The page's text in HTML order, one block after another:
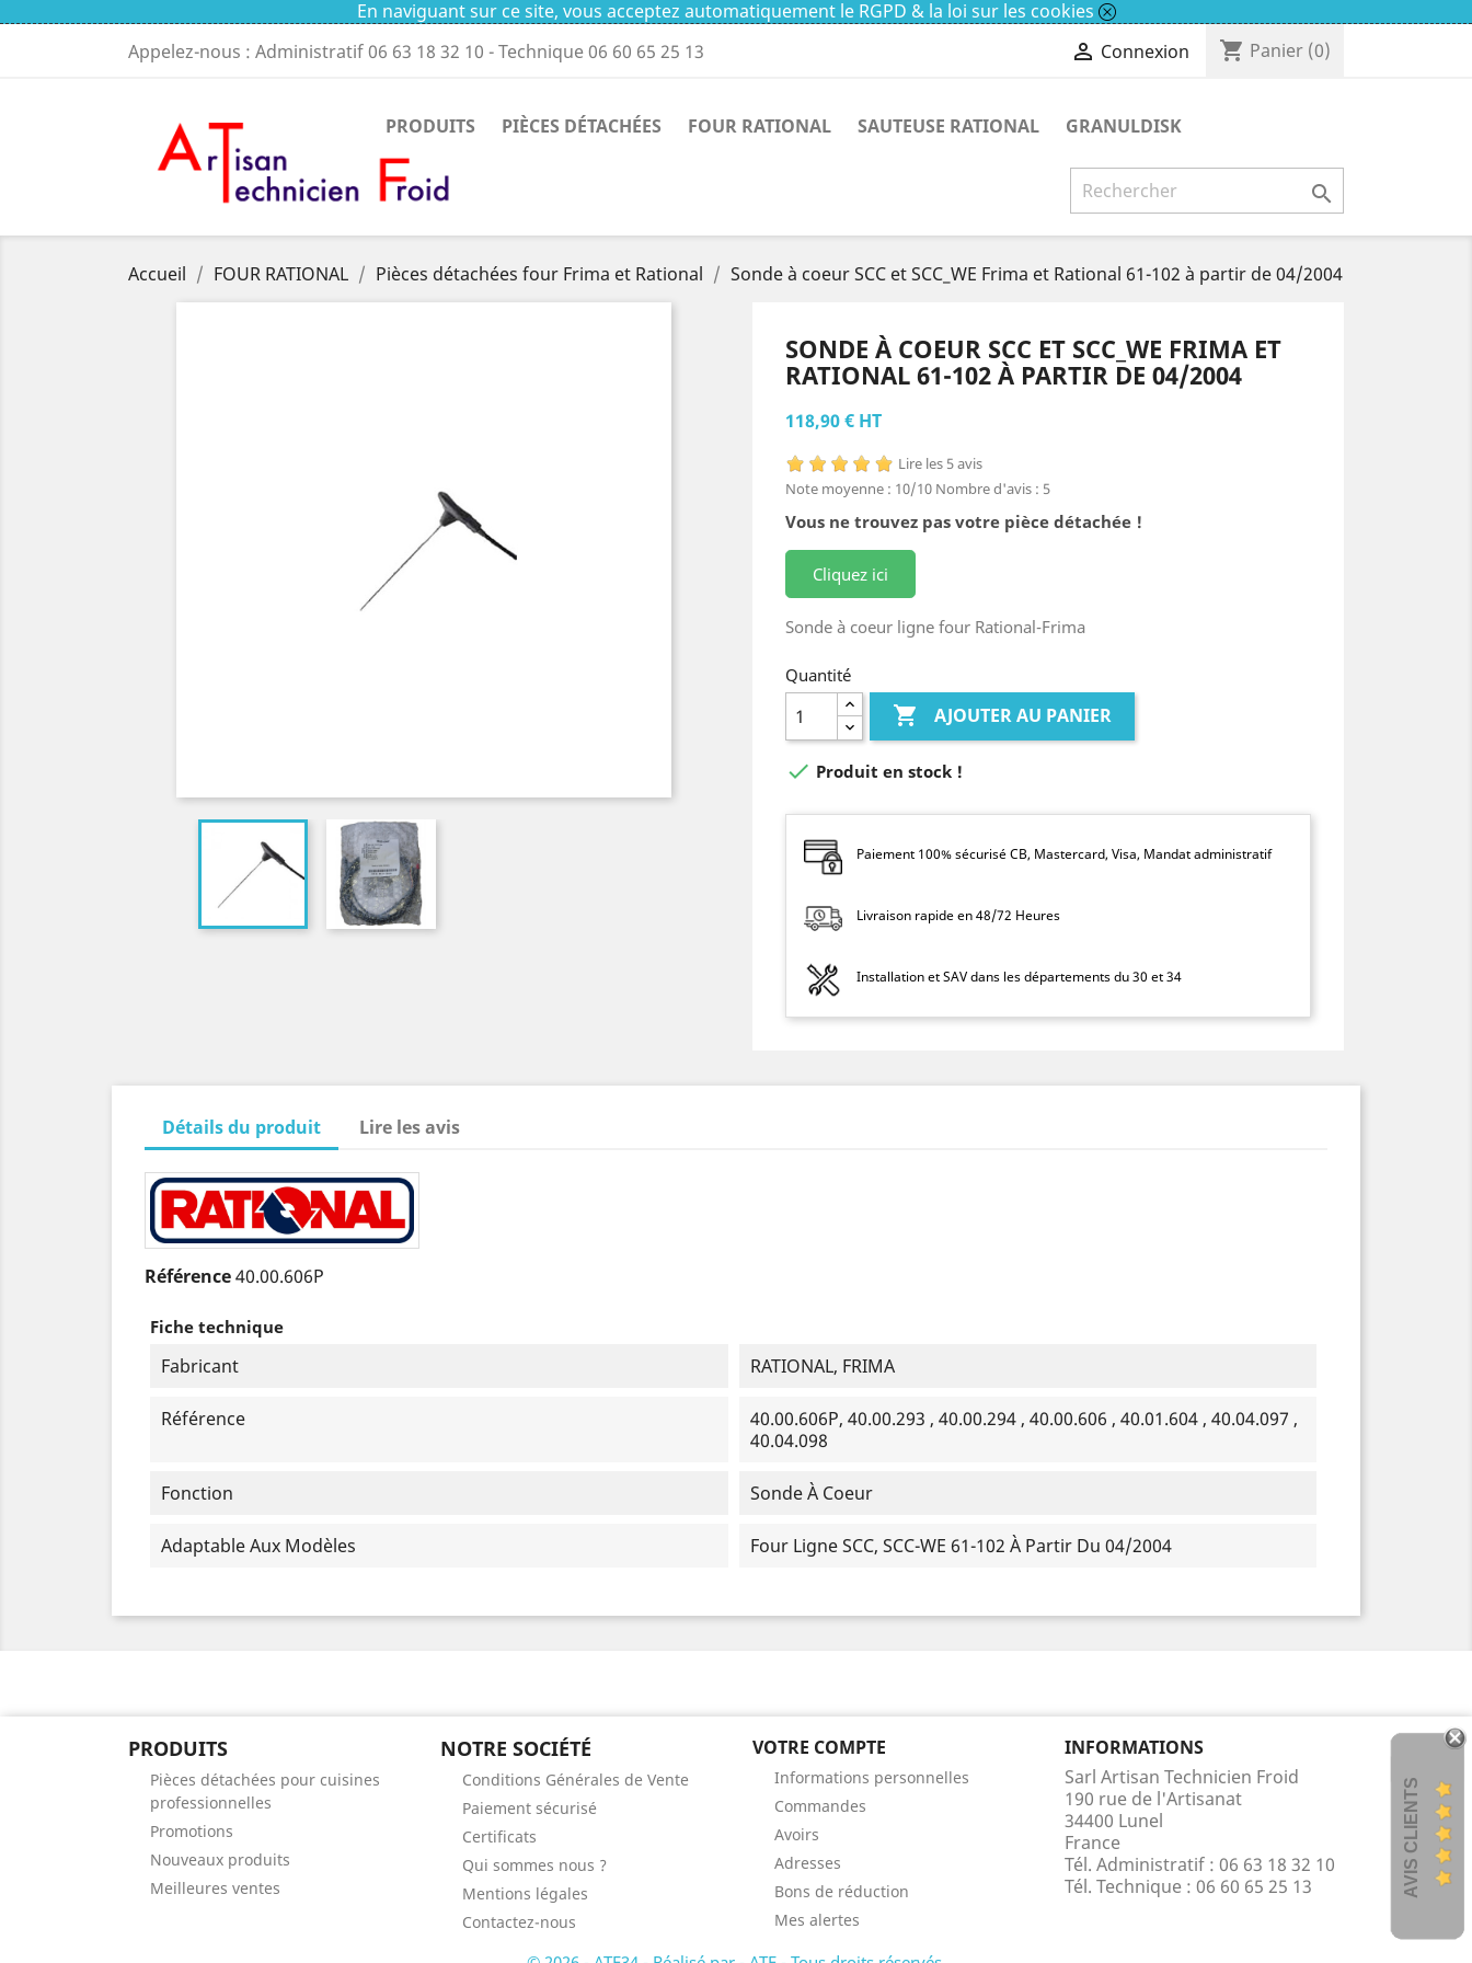
En naviguant sur ce site, vous acceptez automatiquement le RGPD & la loi sur les cookies
Appelez-nous : Administratif06 63 18 32 10 - Technique 06 60 65 25 13  Connexion shopping_cart Panier (0)
PRODUITS PIÈCES DÉTACHÉES FOUR RATIONAL SAUTEUSE RATIONAL GRANULDISK

Accueil FOUR RATIONAL Pièces détachées four Frima et Rational Sonde à coeur SCC et SCC_WE Frima et Rational 61-102 à partir de 04/2004
SONDE À COEUR SCC ET SCC_WE FRIMA ET
RATIONAL 61-102 À PARTIR DE 04/2004
118,90 € HT
Lire les 5 avis
Note moyenne : 10/10 Nombre d'avis : 5
Vous ne trouvez pas votre pièce détachée !
Cliquez ici
Sonde à coeur ligne four Rational-Frima
Quantité
 AJOUTER AU PANIER
 Produit en stock !
Paiement 100% sécurisé CB, Mastercard, Visa, Mandat administratif
Livraison rapide en 48/72 Heures
Installation et SAV dans les départements du 30 et 34
Détails du produit Lire les avis
Référence40.00.606P
Fiche technique
Fabricant RATIONAL, FRIMA
Référence
40.00.606P, 40.00.293 , 40.00.294 , 40.00.606 , 40.01.604 , 40.04.097 ,
40.04.098
Fonction Sonde À Coeur
Adaptable Aux Modèles Four Ligne SCC, SCC-WE 61-102 À Partir Du 04/2004
PRODUITS
Pièces détachées pour cuisines
professionnelles
Promotions
Nouveaux produits
Meilleures ventes
NOTRE SOCIÉTÉ
Conditions Générales de Vente
Paiement sécurisé
Certificats
Qui sommes nous ?
Mentions légales
Contactez-nous
VOTRE COMPTE
Informations personnelles
Commandes
Avoirs
Adresses
Bons de réduction
Mes alertes
INFORMATIONS
Sarl Artisan Technicien Froid
190 rue de l'Artisanat
34400 Lunel
France
Tél. Administratif : 06 63 18 32 10
Tél. Technique : 06 60 65 25 13 AVIS CLIENTS